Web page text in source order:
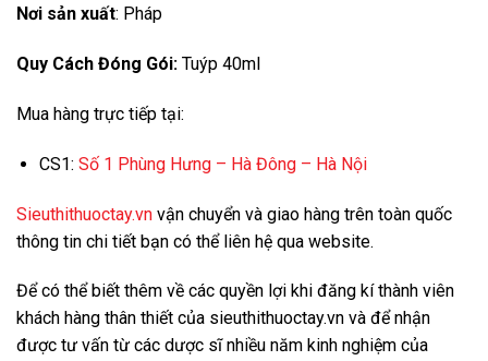
Nơi sản xuất: Pháp
Quy Cách Đóng Gói: Tuýp 40ml
Mua hàng trực tiếp tại:
CS1: Số 1 Phùng Hưng – Hà Đông – Hà Nội
Sieuthithuoctay.vn vận chuyển và giao hàng trên toàn quốc
thông tin chi tiết bạn có thể liên hệ qua website.
Để có thể biết thêm về các quyền lợi khi đăng kí thành viên
khách hàng thân thiết của sieuthithuoctay.vn và để nhận
được tư vấn từ các dược sĩ nhiều năm kinh nghiệm của